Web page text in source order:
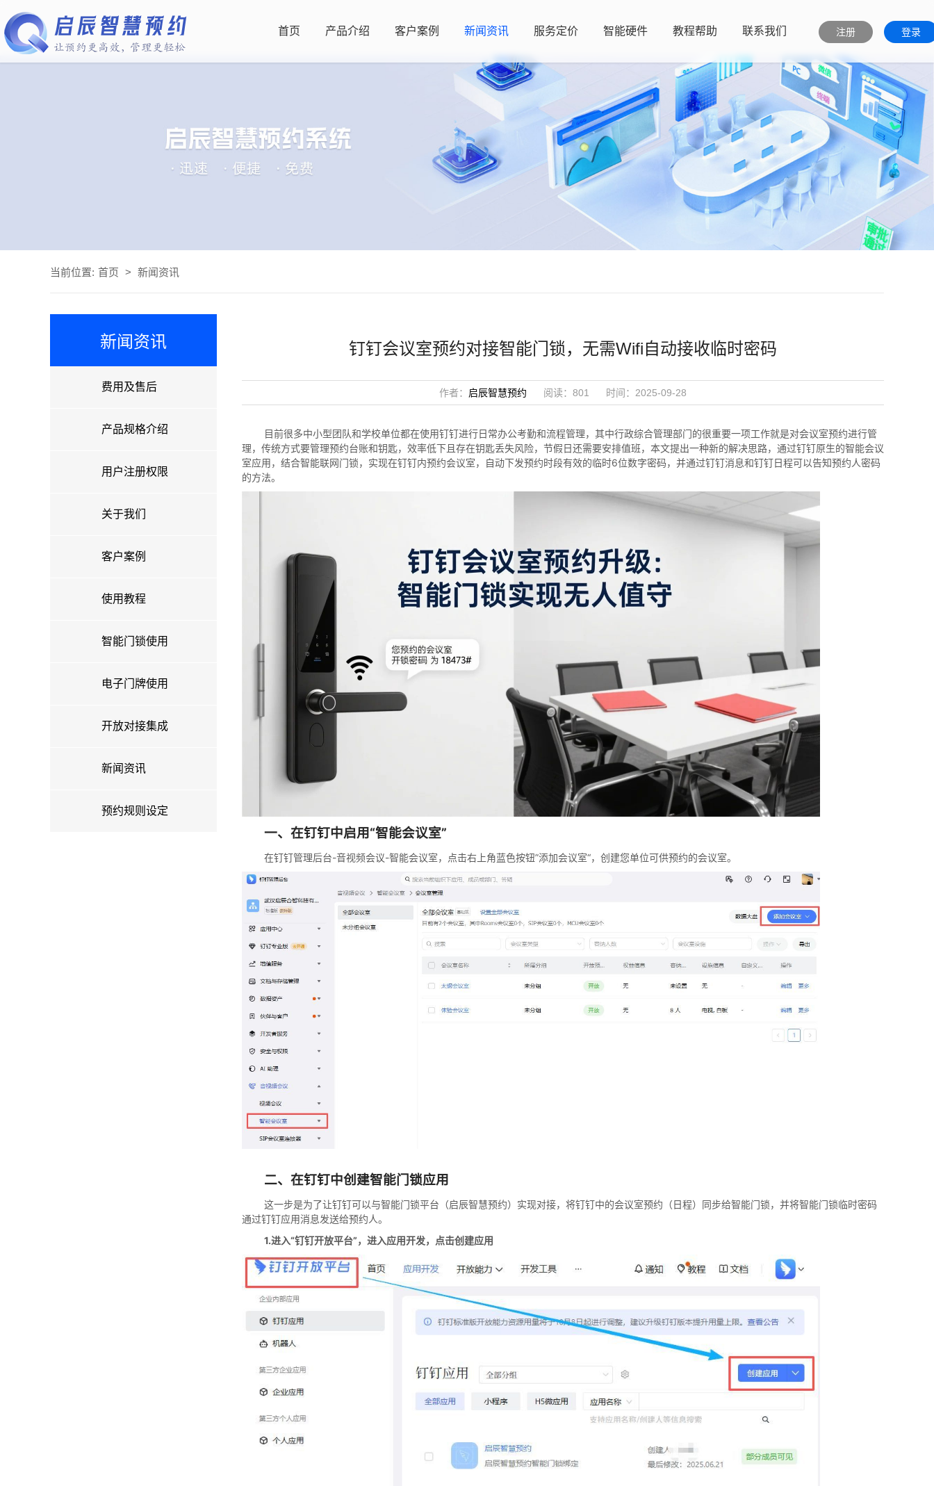
首页 产品介绍 客户案例 新闻资讯 服务定价 智能硬件 教程帮助 联系我们 登录
注册
当前位置: 首页 > 新闻资讯
新闻资讯
费用及售后
产品规格介绍
用户注册权限
关于我们
客户案例
使用教程
智能门锁使用
电子门牌使用
开放对接集成
新闻资讯
预约规则设定
钉钉会议室预约对接智能门锁，无需Wifi自动接收临时密码
作者： 启辰智慧预约 阅读：801 时间：2025-09-28
目前很多中小型团队和学校单位都在使用钉钉进行日常办公考勤和流程管理，其中行政综合管理部门的很重要一项工作就是对会议室预约进行管
理，传统方式要管理预约台账和钥匙，效率低下且存在钥匙丢失风险，节假日还需要安排值班，本文提出一种新的解决思路，通过钉钉原生的智能会议
室应用，结合智能联网门锁，实现在钉钉内预约会议室，自动下发预约时段有效的临时6位数字密码，并通过钉钉消息和钉钉日程可以告知预约人密码
的方法。
一、在钉钉中启用“智能会议室”
在钉钉管理后台-音视频会议-智能会议室，点击右上角蓝色按钮”添加会议室“，创建您单位可供预约的会议室。
二、在钉钉中创建智能门锁应用
这一步是为了让钉钉可以与智能门锁平台（启辰智慧预约）实现对接，将钉钉中的会议室预约（日程）同步给智能门锁，并将智能门锁临时密码
通过钉钉应用消息发送给预约人。
1.进入“钉钉开放平台”，进入应用开发，点击创建应用